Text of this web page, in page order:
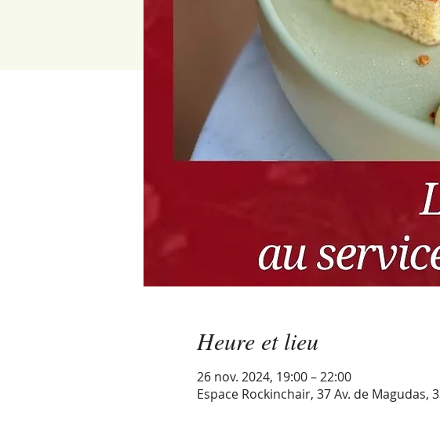
Heure et lieu
26 nov. 2024, 19:00 – 22:00
Espace Rockinchair, 37 Av. de Magudas,